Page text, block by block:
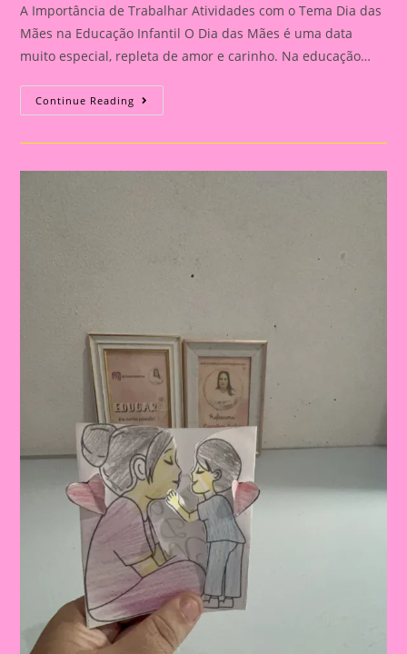
A Importância de Trabalhar Atividades com o Tema Dia das
Mães na Educação Infantil O Dia das Mães é uma data
muito especial, repleta de amor e carinho. Na educação…
Continue Reading Atividade
Dia